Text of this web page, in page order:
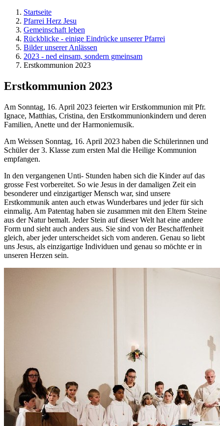
Startseite
Pfarrei Herz Jesu
Gemeinschaft leben
Rückblicke - einige Eindrücke unserer Pfarrei
Bilder unserer Anlässen
2023 - ned einsam, sondern gmeinsam
Erstkommunion 2023
Erstkommunion 2023
Am Sonntag, 16. April 2023 feierten wir Erstkommunion mit Pfr.
Ignace, Matthias, Cristina, den Erstkommunionkindern und deren
Familien, Anette und der Harmoniemusik.
Am Weissen Sonntag, 16. April 2023 haben die Schülerinnen und
Schüler der 3. Klasse zum ersten Mal die Heilige Kommunion
empfangen.
In den vergangenen Unti- Stunden haben sich die Kinder auf das
grosse Fest vorbereitet. So wie Jesus in der damaligen Zeit ein
besonderer und einzigartiger Mensch war, sind unsere
Erstkommunik anten auch etwas Wunderbares und jeder für sich
einmalig. Am Patentag haben sie zusammen mit den Eltern Steine
aus der Natur bemalt. Jeder Stein auf dieser Welt hat eine andere
Form und sieht auch anders aus. Sie sind von der Beschaffenheit
gleich, aber jeder unterscheidet sich vom anderen. Genau so liebt
uns Jesus, als einzigartige Individuen und genau so möchte er in
unseren Herzen sein.